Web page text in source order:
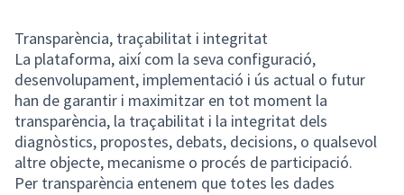
Transparència, traçabilitat i integritat
La plataforma, així com la seva configuració,
desenvolupament, implementació i ús actual o futur
han de garantir i maximitzar en tot moment la
transparència, la traçabilitat i la integritat dels
diagnòstics, propostes, debats, decisions, o qualsevol
altre objecte, mecanisme o procés de participació.
Per transparència entenem que totes les dades